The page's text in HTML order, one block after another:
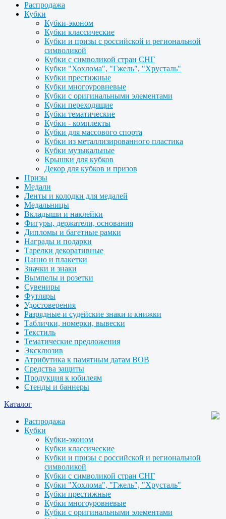
Распродажа
Кубки
Кубки-эконом
Кубки классические
Кубки и призы с российской и региональной
символикой
Кубки с символикой стран СНГ
Кубки "Хохлома", "Гжель", "Хрусталь"
Кубки престижные
Кубки многоуровневые
Кубки с оригинальными элементами
Кубки переходящие
Кубки тематические
Кубки - комплекты
Кубки для массового спорта
Кубки из металлизированного пластика
Кубки музыкальные
Крышки для кубков
Декор для кубков и призов
Призы
Медали
Ленты и колодки для медалей
Медальницы
Вкладыши и наклейки
Фигуры, держатели, основания
Дипломы и багетные рамки
Награды и подарки
Тарелки декоративные
Панно и плакетки
Значки и знаки
Вымпелы и розетки
Сувениры
Футляры
Удостоверения
Разрядные и судейские знаки и книжки
Таблички, номерки, вывески
Текстиль
Тематические предложения
Эксклюзив
Атрибутика к памятным датам ВОВ
Средства защиты
Продукция к юбилеям
Стенды и баннеры
Каталог
Распродажа
Кубки
Кубки-эконом
Кубки классические
Кубки и призы с российской и региональной
символикой
Кубки с символикой стран СНГ
Кубки "Хохлома", "Гжель", "Хрусталь"
Кубки престижные
Кубки многоуровневые
Кубки с оригинальными элементами